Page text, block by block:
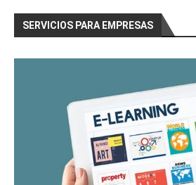
SERVICIOS PARA EMPRESAS